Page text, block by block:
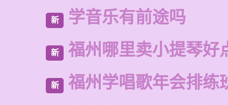
新 学音乐有前途吗
新 福州哪里卖小提琴好
新 福州学唱歌年会排练